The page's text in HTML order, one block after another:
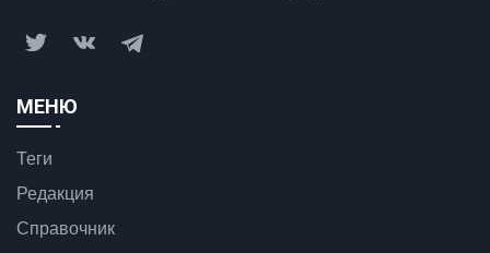
МЕНЮ
Теги
Редакция
Справочник